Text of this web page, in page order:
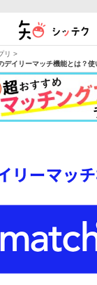
リ >
デイリーマッチ機能とは？